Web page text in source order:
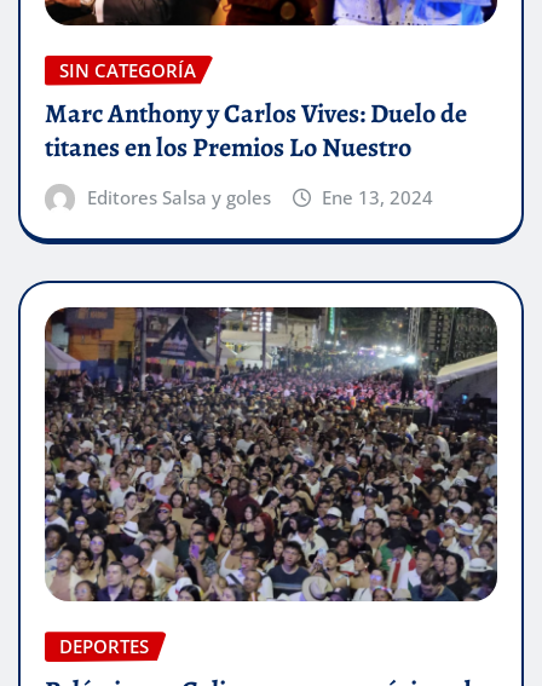
SIN CATEGORÍA
Marc Anthony y Carlos Vives: Duelo de
titanes en los Premios Lo Nuestro
Editores Salsa y goles Ene 13, 2024
DEPORTES